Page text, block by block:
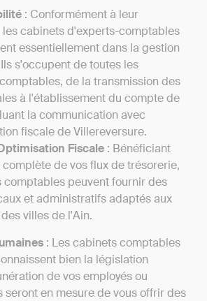
: Conformément à leur
cabinets d'experts-comptables
essentiellement dans la gestion
s'occupent de toutes les
de la transmission des
à l'établissement du compte de
la communication avec
fiscale de Villereversure.
Fiscale : Bénéficiant
de vos flux de trésorerie,
comptables peuvent fournir des
et administratifs adaptés aux
villes de l'Ain.
: Les cabinets comptables
bien la législation
de vos employés ou
seront en mesure de vous offrir des